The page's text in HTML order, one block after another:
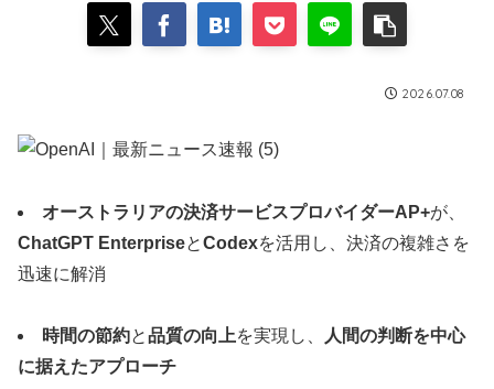
2026.07.08
オーストラリアの決済サービスプロバイダーAP+が、
ChatGPT EnterpriseとCodexを活用し、決済の複雑さを
迅速に解消
時間の節約と品質の向上を実現し、
人間の判断を中心
に据えたアプローチ